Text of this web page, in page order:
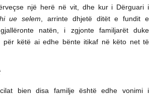
një herë në vit, dhe kur i Dërguari i
ue selem , arrinte dhjetë ditët e fundit e
natën, i zgjonte familjarët duke
për këtë ai edhe bënte itikaf në këto net të
bien disa familje është edhe vonimi i